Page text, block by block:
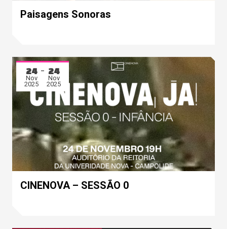
Paisagens Sonoras
24
Nov
2025
24
Nov
2025
CINENOVA – SESSÃO 0